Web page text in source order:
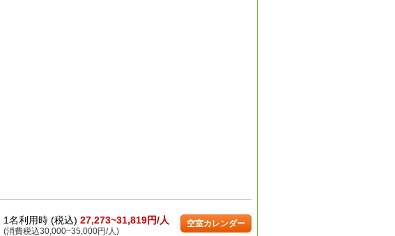
1名利用時 (税込) 27,273~31,819円/人
(消費税込30,000~35,000円/人)
空室カレンダー